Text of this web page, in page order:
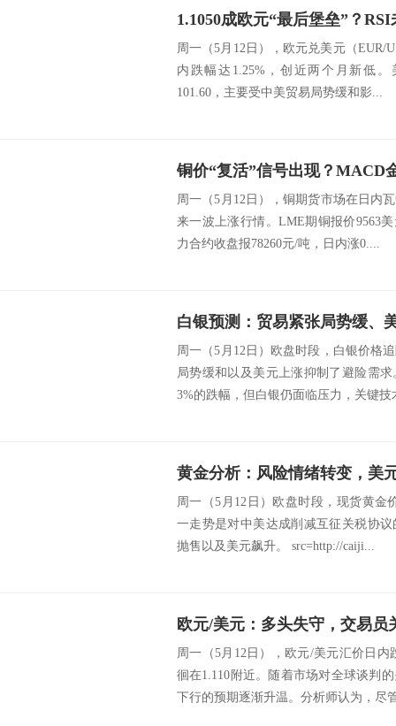
周一（5月12日），欧元兑美元（EUR/
内跌幅达1.25%，创近两个月新低
101.60，主要受中美贸易局势缓和影...
周一（5月12日），铜期货市场在日内
来一波上涨行情。LME期铜报价9563
力合约收盘报78260元/吨，日内涨0....
周一（5月12日）欧盘时段，白银价格
局势缓和以及美元上涨抑制了避险需
3%的跌幅，但白银仍面临压力，关键
周一（5月12日）欧盘时段，现货黄金
一走势是对中美达成削减互征关税协
抛售以及美元飙升。 src=http://caiji...
欧元/美元：多头失守，交易员
周一（5月12日），欧元/美元汇价日内
徊在1.110附近。随着市场对全球谈判
下行的预期逐渐升温。分析师认为，尽